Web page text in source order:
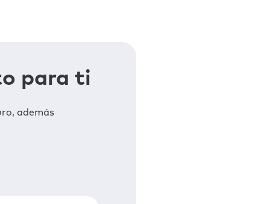
para ti
además